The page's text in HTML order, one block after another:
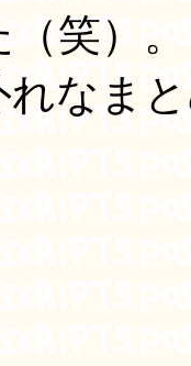
（笑）
なま